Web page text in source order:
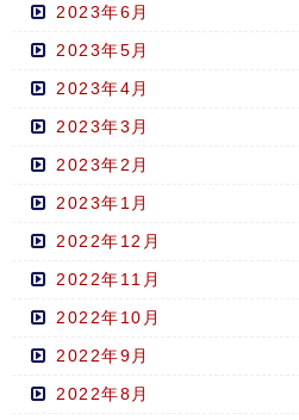
2023年6月
2023年5月
2023年4月
2023年3月
2023年2月
2023年1月
2022年12月
2022年11月
2022年10月
2022年9月
2022年8月